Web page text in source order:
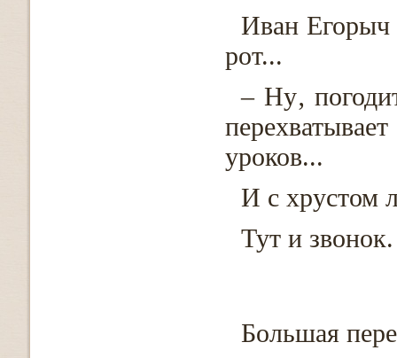
Иван Егорыч
рот...
– Ну‚
уроков...
И с хрустом
Тут и
Большая